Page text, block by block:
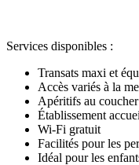
Services disponibles :
Transats maxi et
Accès variés à la
Apéritifs au
Établissement
Wi-Fi gratuit
Facilités pour les
Idéal pour les